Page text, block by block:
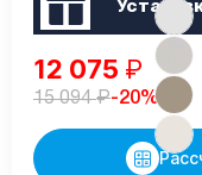
12 075 ₽
15 094₽-20%